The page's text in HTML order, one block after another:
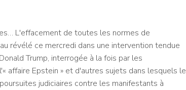
L'effacement de toutes les normes de
révélé ce mercredi dans une intervention tendue
Trump, interrogée à la fois par les
affaire Epstein » et d'autres sujets dans lesquels le
judiciaires contre les manifestants à